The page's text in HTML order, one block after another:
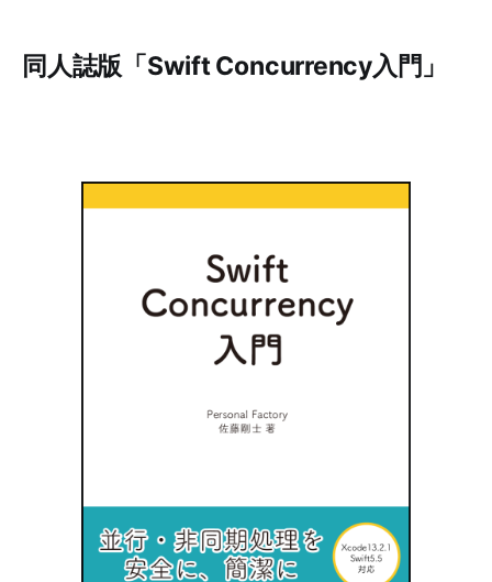
同人誌版「Swift Concurrency入門」